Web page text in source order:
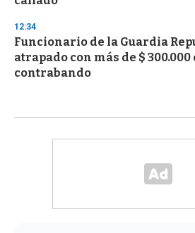
12:34
Funcionario de la Guardia
atrapado con más de $
contrabando